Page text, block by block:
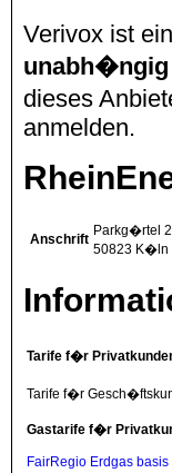
Verivox ist
unabh�ngig
dieses
anmelden.
Anschrift
Parkg�rtel
50823 K�ln
Tarife f�r
Tarife f�r
Gastarife f�r
FairRegio Erdgas basis